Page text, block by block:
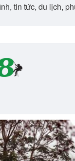
tin tức, du lịch,